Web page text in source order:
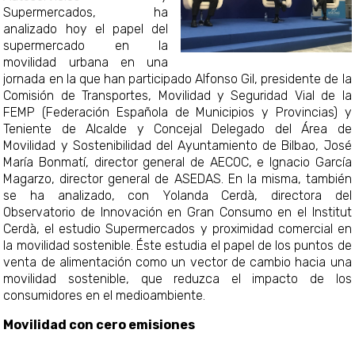
Supermercados, ha
analizado hoy el papel del
supermercado en la
movilidad urbana en una
jornada en la que han participado Alfonso Gil, presidente de la
Comisión de Transportes, Movilidad y Seguridad Vial de la
FEMP (Federación Española de Municipios y Provincias) y
Teniente de Alcalde y Concejal Delegado del Área de
Movilidad y Sostenibilidad del Ayuntamiento de Bilbao, José
María Bonmatí, director general de AECOC, e Ignacio García
Magarzo, director general de ASEDAS. En la misma, también
se ha analizado, con Yolanda Cerdà, directora del
Observatorio de Innovación en Gran Consumo en el Institut
Cerdà, el estudio Supermercados y proximidad comercial en
la movilidad sostenible. Éste estudia el papel de los puntos de
venta de alimentación como un vector de cambio hacia una
movilidad sostenible, que reduzca el impacto de los
consumidores en el medioambiente.
Movilidad con cero emisiones